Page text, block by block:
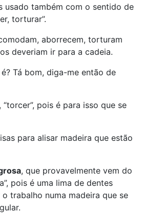
usado também com o sentido de
torturar”.
aborrecem, torturam
deveriam ir para a cadeia.
Tá bom, diga-me então de
, “torcer”, pois é para isso que se
para alisar madeira que estão
, que provavelmente vem do
pois é uma lima de dentes
trabalho numa madeira que se